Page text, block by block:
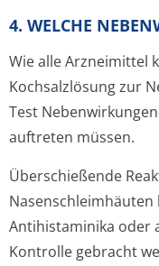
4. WELCHE
Wie alle Arzneimittel
Kochsalzlösung zur
Test
auftreten müssen.
Überschießende
Antihistaminika oder
Kontrolle gebracht